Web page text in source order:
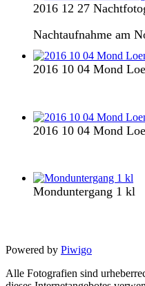
2016 12 27
Nachtaufnahme am
2016 10 04 Mond
2016 10 04 Mond
Monduntergang 1 kl
Powered by Piwigo
Alle Fotografien sind